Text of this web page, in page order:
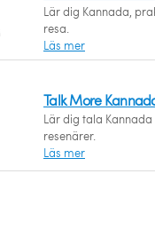
Lär dig Kannada,
resa.
Läs mer
Talk More
Lär dig tala
resenärer.
Läs mer